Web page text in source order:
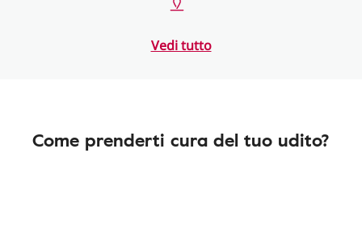
Vedi tutto
Come prenderti cura del tuo udito?